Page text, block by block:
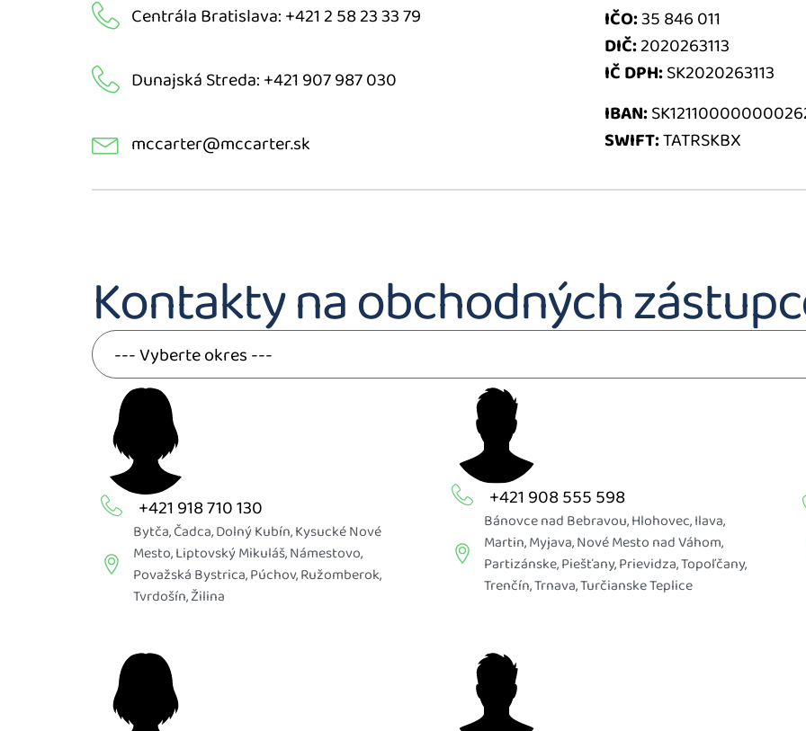
Centrála Bratislava: +421 2 58 23 33 79
Dunajská Streda: +421 907 987 030
mccarter@mccarter.sk
IČO:35 846 011
DIČ:2020263113
IČ DPH:SK2020263113
IBAN:
SWIFT:TATRSKBX
Kontakty na obchodných
+421 918 710 130
Bytča,Čadca,Dolný Kubín,Kysucké Nové
Mesto,Liptovský Mikuláš,Námestovo,
Považská Bystrica,Púchov,Ružomberok,
Tvrdošín,Žilina
+421 908 555 598
Bánovce nad Bebravou,Hlohovec,Ilava,
Martin,Myjava,Nové Mesto nad Váhom,
Partizánske,Piešťany,Prievidza,Topoľčany,
Trenčín,Trnava,Turčianske Teplice